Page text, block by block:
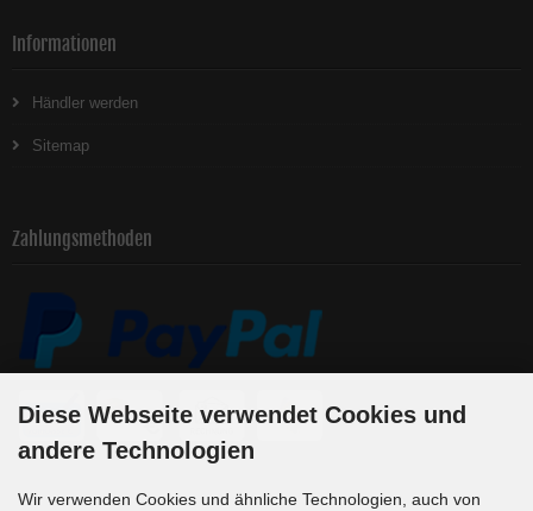
Informationen
Händler werden
Sitemap
Zahlungsmethoden
Diese Webseite verwendet Cookies und
andere Technologien
Wir verwenden Cookies und ähnliche Technologien, auch von